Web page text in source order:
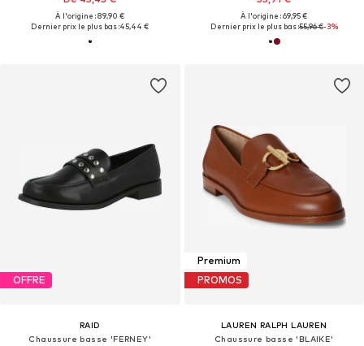
À l'origine : 89,90 €
Dernier prix le plus bas :45,44 €
À l'origine : 69,95 €
Dernier prix le plus bas :55,96 €-3%
OFFRE
RAID
Chaussure basse 'FERNEY'
Premium
PROMOS
LAUREN RALPH LAUREN
Chaussure basse 'BLAIKE'